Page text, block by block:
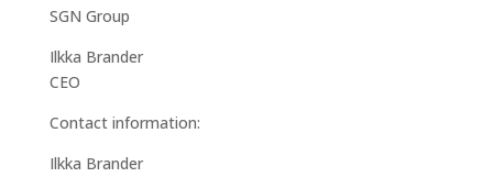
SGN Group
Ilkka Brander
CEO
Contact information:
Ilkka Brander